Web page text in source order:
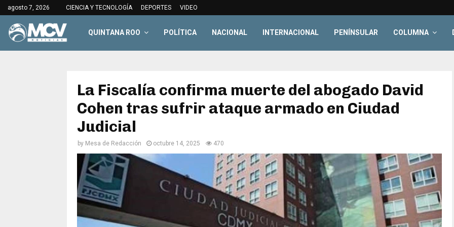
agosto 7, 2026 CIENCIA Y TECNOLOGÍA DEPORTES VIDEO
QUINTANA ROO POLÍTICA NACIONAL INTERNACIONAL PENÍNSULAR COLUMNA
La Fiscalía confirma muerte del abogado David
Cohen tras sufrir ataque armado en Ciudad
Judicial
by Mesa de Redacción octubre 14, 2025 470